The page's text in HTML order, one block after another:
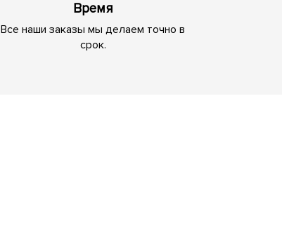
Время
Все наши заказы мы делаем точно в
срок.